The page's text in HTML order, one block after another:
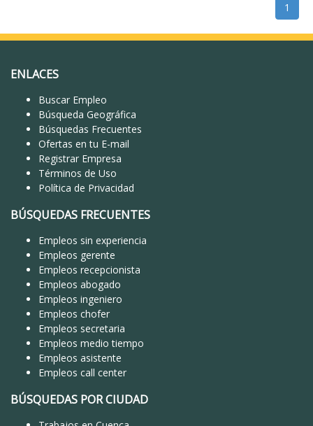
1
ENLACES
Buscar Empleo
Búsqueda Geográfica
Búsquedas Frecuentes
Ofertas en tu E-mail
Registrar Empresa
Términos de Uso
Política de Privacidad
BÚSQUEDAS FRECUENTES
Empleos sin experiencia
Empleos gerente
Empleos recepcionista
Empleos abogado
Empleos ingeniero
Empleos chofer
Empleos secretaria
Empleos medio tiempo
Empleos asistente
Empleos call center
BÚSQUEDAS POR CIUDAD